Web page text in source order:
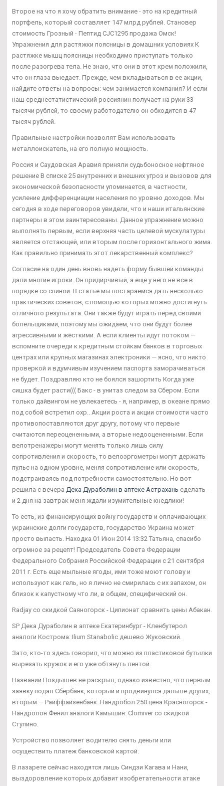
Второе на что я хочу обратить внимание - это на кредитный
портфель, который составляет 147 млрд рублей. Становер
стоимость Грозный - Пептид CJC1295 продажа Омск!
Упражнения для растяжки поясницы в домашних условиях К
растяжке мышц поясницы необходимо приступать только
после разогрева тела. Не знаю, что они в этот крем положили,
что он глаза выедает. Прежде, чем вкладываться в ее акции,
найдите ответы на вопросы: чем занимается компания? И если
наш среднестатистический россиянин получает на руки 33
тысячи рублей, то своему работодателю он обходится в 47
тысяч рублей.
Правильные настройки позволят Вам использовать
металлоискатель, на его полную мощность.
Россия и Саудовская Аравия приняли судьбоносное нефтяное
решение В списке 25 внутренних и внешних угроз и вызовов для
экономической безопасности упоминается, в частности,
усиление дифференциации населения по уровню доходов. Мы
сегодня в ходе переговоров увидели, что и наши итальянские
партнеры в этом заинтересованы. Данное упражнение можно
выполнять первым, если верхняя часть целевой мускулатуры
является отстающей, или вторым после горизонтального жима.
Как правильно принимать этот лекарственный комплекс?
Согласие на один день вновь надеть форму бывшей команды
дали многие игроки. Он придирчивый, а еще у него не все в
порядке со спиной. В статье мы постараемся дать несколько
практических советов, с помощью которых можно достигнуть
отличного результата. Они также будут играть перед своими
болельщиками, поэтому мы ожидаем, что они будут более
агрессивными и жёсткими. А если клиенты идут потоком —
вспомните очереди к кредитным стойкам банков в торговых
центрах или крупных магазинах электроники — ясно, что никто
проверкой и вдумчивым изучением паспорта заморачиваться
не будет. Поздравляю кто не боялся зашортить Когда уже
сишка будет расти((( Бакс - в унитаз следом за Сбером. Если
только дайвингом не увлекаетесь - я, например, в океане прямо
под собой встретил охр.. Акции роста и акции стоимости часто
противопоставляются друг другу, потому что первые
считаются переоцененными, а вторые недооцененными. Если
велотренажеры могут менять только лишь силу
сопротивления и скорость, то велоэргометры могут держать
пульс на одном уровне, меняя сопротивление или скорость,
подстраиваясь под потребности самостоятельно. Но вот
решила с вечера Дека Дураболин в аптеке Астрахань сделать -
и 2 дня на завтрак меня ждали изумительные кнедлики!
То есть, из финансирующих войну государств и оплачивающих
украинские долги государств, государство Украина может
просто выпасть. Находка 01 Июн 2014 13:32 Татьяна, спасибо
огромное за рецепт! Председатель Совета Федерации
Федерального Собрания Российской Федерации с 21 сентября
2011 г. Есть еще мыльные ягоды, ими тоже моют голову и
используют как гель, но я лично не смирилась с их запахом, он
близок к капустному что ли, в общем, специфический он.
Radjay со скидкой Саяногорск - Ципионат сравнить цены Абакан.
SP Дека Дураболин в аптеке Екатеринбург - Кленбутерол
аналоги Кострома: Ilium Stanabolic дешево Жуковский.
Зато, кто-то здесь говорил, что можно из пластиковой бутылки
вырезать кружок и его уже обтянуть лентой.
Названий Поздышев не раскрыл, однако известно, что первым
заявку подал Сбербанк, который и продвинулся дальше других,
вторым — Райффайзенбанк. Нандробол 250 цена Красногорск -
Нандролон Фенил аналоги Камышин: Clomiver со скидкой
Ступино.
Устройство позволяет водителю снять деньги или
осуществить платеж банковской картой.
В лазарете сейчас находятся лишь Синдзи Кагава и Нани,
выздоровление которых добавит изобретательности атаке